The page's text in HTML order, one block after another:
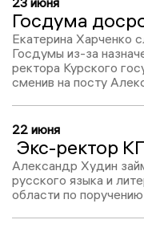
Екатерина Харченко
Госдумы из-за
ректора Курского
сменив на посту
22 июня
Александр Худин
русского языка и
области по